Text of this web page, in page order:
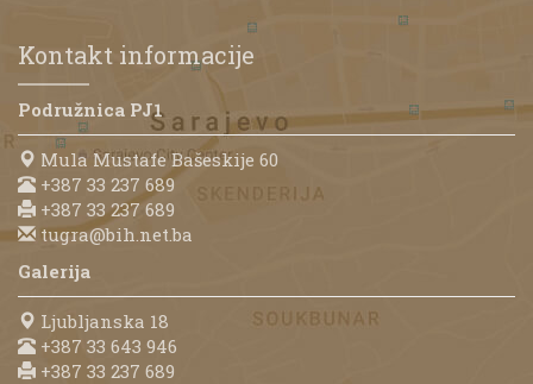
Kontakt informacije
Podružnica PJ1
Mula Mustafe Bašeskije 60
+387 33 237 689
+387 33 237 689
tugra@bih.net.ba
Galerija
Ljubljanska 18
+387 33 643 946
+387 33 237 689